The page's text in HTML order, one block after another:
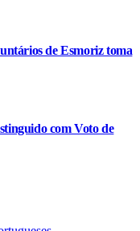
de Esmoriz toma
com Voto de